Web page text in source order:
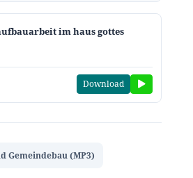
im haus gottes
Download
Gemeindebau (MP3)